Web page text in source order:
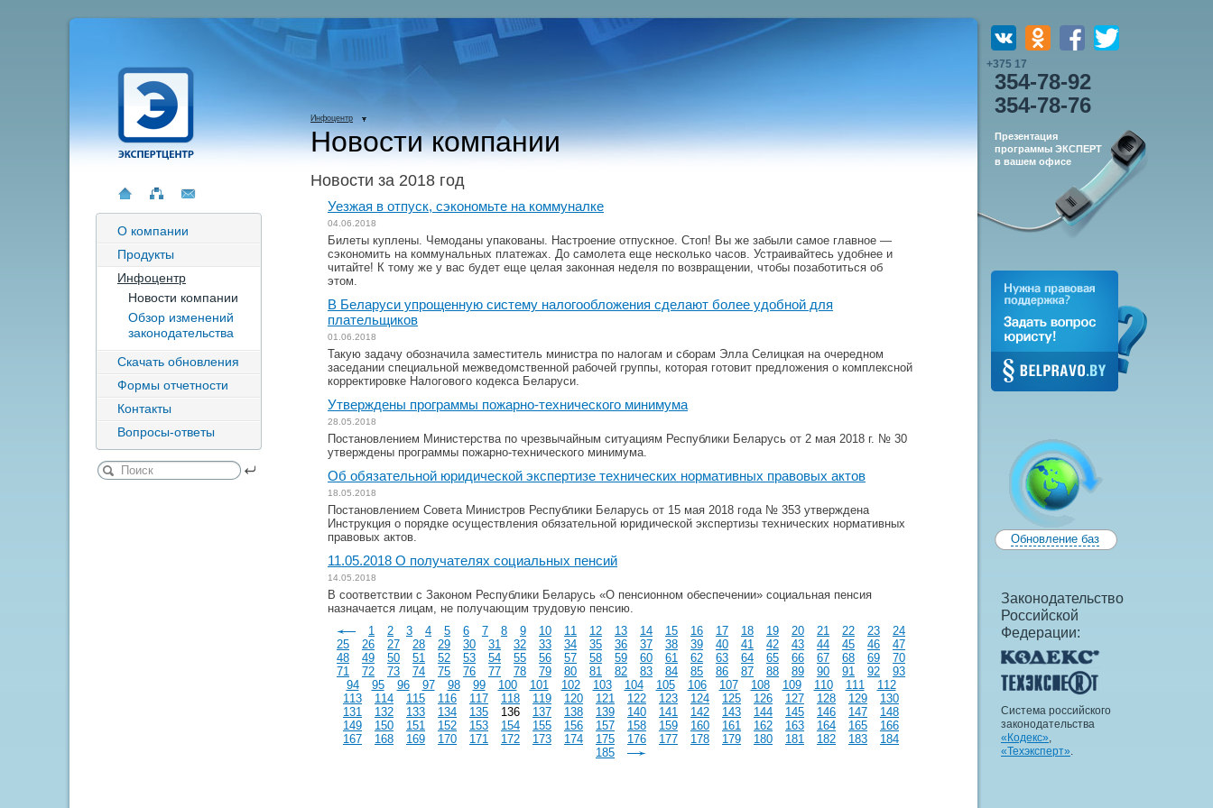
+375 17
354-78-92
354-78-76
Презентация
программы ЭКСПЕРТ
в вашем офисе
Обновление баз
Законодательство
Российской
Федерации:
Система российского
законодательства
«Кодекс»,
«Техэксперт».
О компании
Продукты
Инфоцентр
Новости компании
Обзор изменений
законодательства
Скачать обновления
Формы отчетности
Контакты
Вопросы-ответы
Инфоцентр
Новости компании
Новости за 2018 год
Уезжая в отпуск, сэкономьте на коммуналке
04.06.2018
Билеты куплены. Чемоданы упакованы. Настроение отпускное. Стоп! Вы же забыли самое главное —
сэкономить на коммунальных платежах. До самолета еще несколько часов. Устраивайтесь удобнее и
читайте! К тому же у вас будет еще целая законная неделя по возвращении, чтобы позаботиться об
этом.
В Беларуси упрощенную систему налогообложения сделают более удобной для
плательщиков
01.06.2018
Такую задачу обозначила заместитель министра по налогам и сборам Элла Селицкая на очередном
заседании специальной межведомственной рабочей группы, которая готовит предложения о комплексной
корректировке Налогового кодекса Беларуси.
Утверждены программы пожарно-технического минимума
28.05.2018
Постановлением Министерства по чрезвычайным ситуациям Республики Беларусь от 2 мая 2018 г. № 30
утверждены программы пожарно-технического минимума.
Об обязательной юридической экспертизе технических нормативных правовых актов
18.05.2018
Постановлением Совета Министров Республики Беларусь от 15 мая 2018 года № 353 утверждена
Инструкция о порядке осуществления обязательной юридической экспертизы технических нормативных
правовых актов.
11.05.2018 О получателях социальных пенсий
14.05.2018
В соответствии с Законом Республики Беларусь «О пенсионном обеспечении» социальная пенсия
назначается лицам, не получающим трудовую пенсию.
1
2 3 4 5 6 7 8 9 10 11 12 13 14 15 16 17 18 19 20 21 22 23
24
25
26 27 28 29 30 31 32 33 34 35 36 37 38 39 40 41 42 43 44 45 46
47
48
49 50 51 52 53 54 55 56 57 58 59 60 61 62 63 64 65 66 67 68 69
70
71
72 73 74 75 76 77 78 79 80 81 82 83 84 85 86 87 88 89 90 91 92
93
94
95 96 97 98 99 100 101 102 103 104 105 106 107 108 109 110 111
112
113
114 115 116 117 118 119 120 121 122 123 124 125 126 127 128 129
130
131
132 133 134 135 136 137 138 139 140 141 142 143 144 145 146 147
148
149
150 151 152 153 154 155 156 157 158 159 160 161 162 163 164 165
166
167
168 169 170 171 172 173 174 175 176 177 178 179 180 181 182 183
184
185